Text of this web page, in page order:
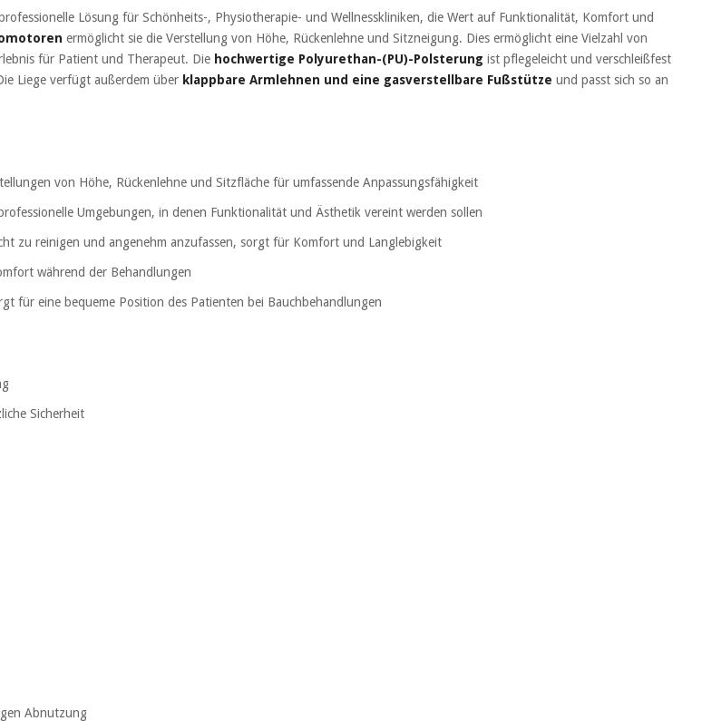
Lösung für Schönheits-, Physiotherapie- und Wellnesskliniken, die Wert auf Funktionalität, Komfort und
ermöglicht sie die Verstellung von Höhe, Rückenlehne und Sitzneigung. Dies ermöglicht eine Vielzahl von
für Patient und Therapeut. Die hochwertige Polyurethan-(PU)-Polsterung ist pflegeleicht und verschleißfest
Liege verfügt außerdem über klappbare Armlehnen und eine gasverstellbare Fußstütze und passt sich so an
von Höhe, Rückenlehne und Sitzfläche für umfassende Anpassungsfähigkeit
Umgebungen, in denen Funktionalität und Ästhetik vereint werden sollen
zu reinigen und angenehm anzufassen, sorgt für Komfort und Langlebigkeit
während der Behandlungen
für eine bequeme Position des Patienten bei Bauchbehandlungen
Sicherheit
Abnutzung